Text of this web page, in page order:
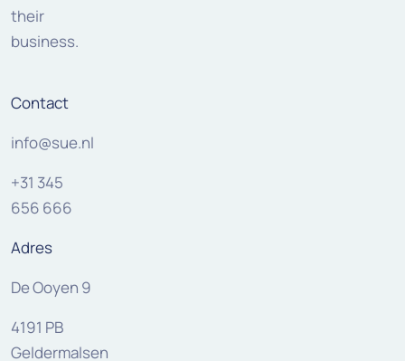
their
business.
Contact
info@sue.nl
+31 345
656 666
Adres
De Ooyen 9
4191 PB
Geldermalsen